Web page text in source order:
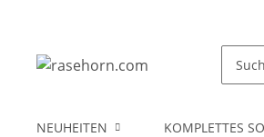
NEUHEITEN KOMPLETTES